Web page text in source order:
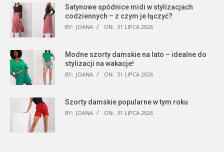
Satynowe spódnice midi w stylizacjach
codziennych – z czym je łączyć?
BY: JOANA ON: 31 LIPCA 2026
Modne szorty damskie na lato – idealne do
stylizacji na wakacje!
BY: JOANA ON: 31 LIPCA 2026
Szorty damskie popularne w tym roku
BY: JOANA ON: 31 LIPCA 2026